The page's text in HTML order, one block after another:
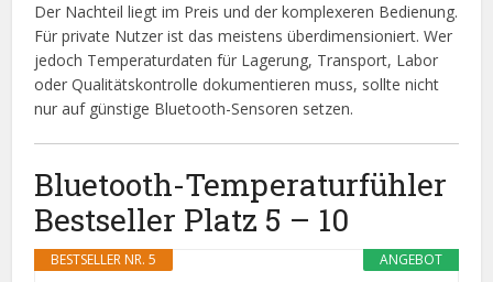
Der Nachteil liegt im Preis und der komplexeren Bedienung.
Für private Nutzer ist das meistens überdimensioniert. Wer
jedoch Temperaturdaten für Lagerung, Transport, Labor
oder Qualitätskontrolle dokumentieren muss, sollte nicht
nur auf günstige Bluetooth-Sensoren setzen.
Bluetooth-Temperaturfühler
Bestseller Platz 5 – 10
ANGEBOT
BESTSELLER NR. 5